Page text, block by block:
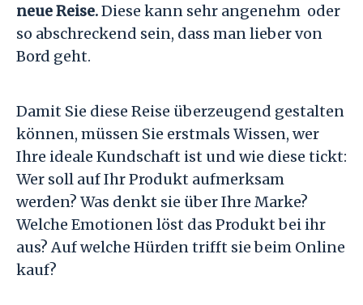
neue Reise.Diese kann sehr angenehm oder
so abschreckend sein, dass man lieber von
Bord geht.
Damit Sie diese Reise überzeugend gestalten
können, müssen Sie erstmals Wissen, wer
Ihre ideale Kundschaft ist und wie diese tickt:
Wer soll auf Ihr Produkt aufmerksam
werden? Was denkt sie über Ihre Marke?
Welche Emotionen löst das Produkt bei ihr
aus? Auf welche Hürden trifft sie beim Online
kauf?